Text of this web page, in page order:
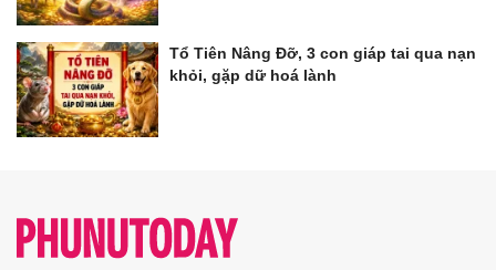
Tổ Tiên Nâng Đỡ, 3 con giáp tai qua nạn
khỏi, gặp dữ hoá lành